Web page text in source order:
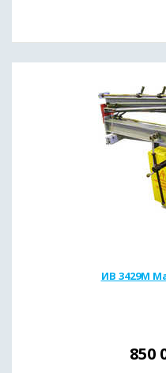
ИВ 3429М
850